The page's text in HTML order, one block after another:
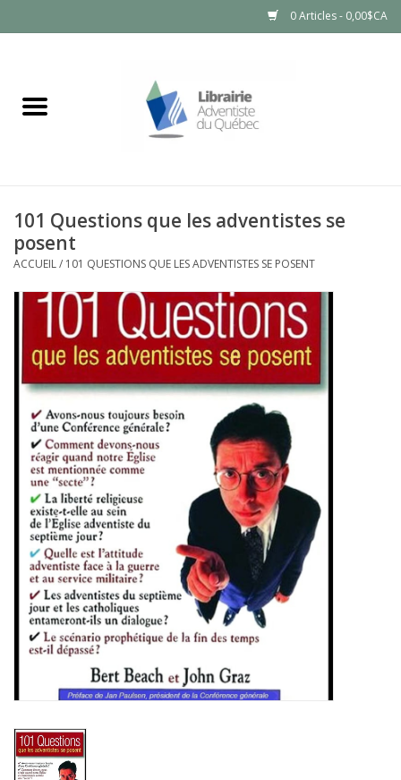
0 Articles - 0,00$CA
101 Questions que les adventistes se
posent
ACCUEIL/ 101 QUESTIONS QUE LES ADVENTISTES SE POSENT